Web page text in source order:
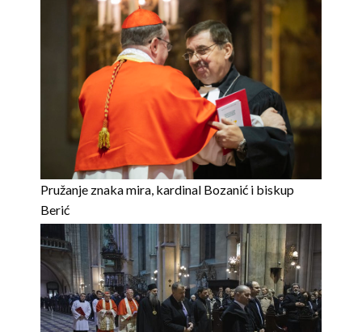
Pružanje znaka mira, kardinal Bozanić i biskup
Berić